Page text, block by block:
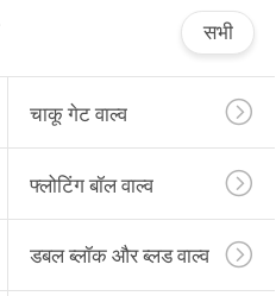
सभी
चाकू गेट वाल्व
फ्लोटिंग बॉल वाल्व
डबल ब्लॉक और ब्लड वाल्व